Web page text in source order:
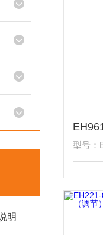
明
型号：